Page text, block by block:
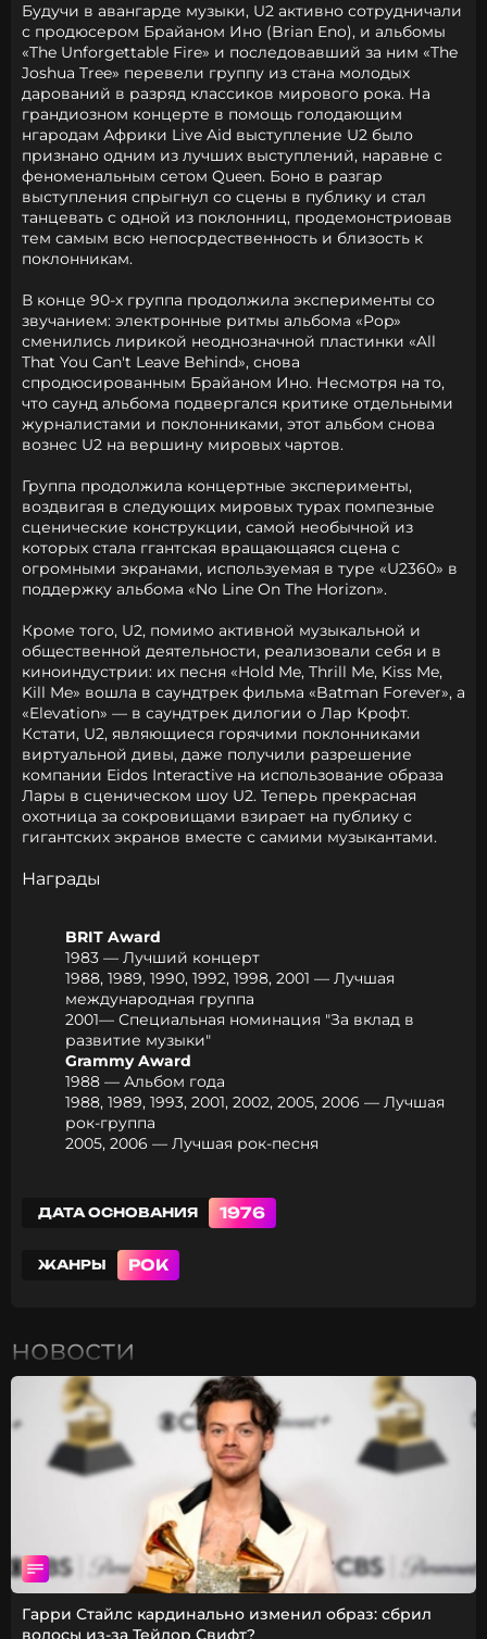
Будучи в авангарде музыки, U2 активно сотрудничали
с продюсером Брайаном Ино (Brian Eno), и альбомы
«The Unforgettable Fire» и последовавший за ним «The
Joshua Tree» перевели группу из стана молодых
дарований в разряд классиков мирового рока. На
грандиозном концерте в помощь голодающим
нгародам Африки Live Aid выступление U2 было
признано одним из лучших выступлений, наравне с
феноменальным сетом Queen. Боно в разгар
выступления спрыгнул со сцены в публику и стал
танцевать с одной из поклонниц, продемонстриовав
тем самым всю непосрдественность и близость к
поклонникам.
В конце 90-х группа продолжила эксперименты со
звучанием: электронные ритмы альбома «Pop»
сменились лирикой неоднозначной пластинки «All
That You Can't Leave Behind», снова
спродюсированным Брайаном Ино. Несмотря на то,
что саунд альбома подвергался критике отдельными
журналистами и поклонниками, этот альбом снова
вознес U2 на вершину мировых чартов.
Группа продолжила концертные эксперименты,
воздвигая в следующих мировых турах помпезные
сценические конструкции, самой необычной из
которых стала ггантская вращающаяся сцена с
огромными экранами, используемая в туре «U2360» в
поддержку альбома «No Line On The Horizon».
Кроме того, U2, помимо активной музыкальной и
общественной деятельности, реализовали себя и в
киноиндустрии: их песня «Hold Me, Thrill Me, Kiss Me,
Kill Me» вошла в саундтрек фильма «Batman Forever», а
«Elevation» — в саундтрек дилогии о Лар Крофт.
Кстати, U2, являющиеся горячими поклонниками
виртуальной дивы, даже получили разрешение
компании Eidos Interactive на использование образа
Лары в сценическом шоу U2. Теперь прекрасная
охотница за сокровищами взирает на публику с
гигантских экранов вместе с самими музыкантами.
Награды
BRIT Award
1983 — Лучший концерт
1988, 1989, 1990, 1992, 1998, 2001 — Лучшая
международная группа
2001— Специальная номинация "За вклад в
развитие музыки"
Grammy Award
1988 — Альбом года
1988, 1989, 1993, 2001, 2002, 2005, 2006 — Лучшая
рок-группа
2005, 2006 — Лучшая рок-песня
ДАТА ОСНОВАНИЯ 1976
ЖАНРЫ РОК
новости
Гарри Стайлс кардинально изменил образ: сбрил
волосы из-за Тейлор Свифт?